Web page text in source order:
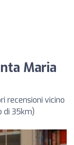
Maria
recensioni vicino
di 35km)